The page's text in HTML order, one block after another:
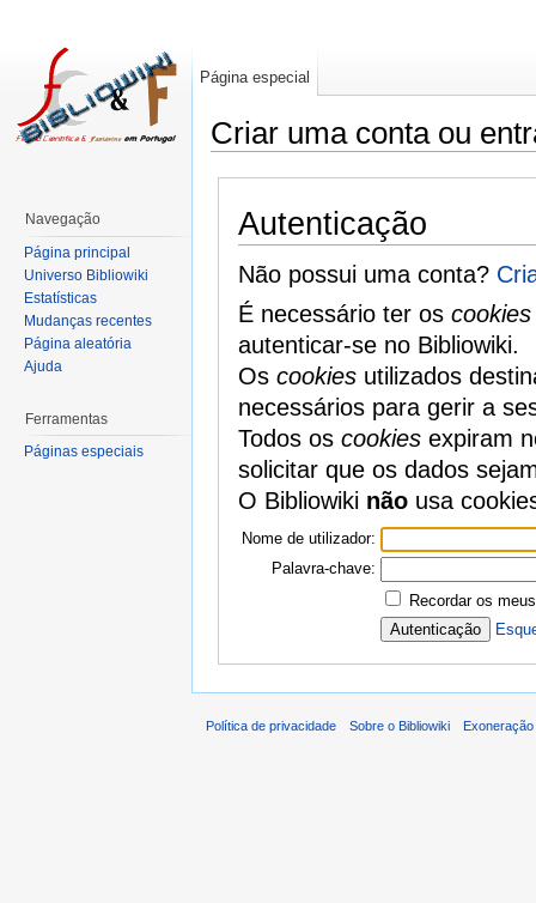
Criar uma conta ou
Autenticação
Não possui uma conta?
É necessário ter os cookies
autenticar-se no Bibliowiki.
Os cookiesutilizados
necessários para gerir a
Todos os cookiesexpiram
solicitar que os dados
O Bibliowiki nãousa
Nome de utilizador:
Palavra-chave:
Recordar os
Página especial
Navegação
Página principal
Universo Bibliowiki
Estatísticas
Mudanças recentes
Página aleatória
Ajuda
Ferramentas
Páginas especiais
Política de privacidade Sobre o Bibliowiki